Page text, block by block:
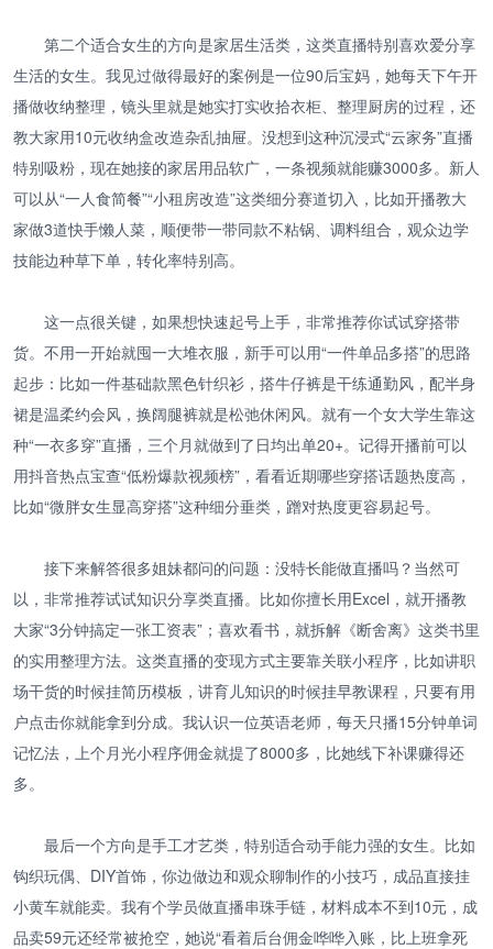
第二个适合女生的方向是家居生活类，这类直播特别喜欢爱分享
生活的女生。我见过做得最好的案例是一位90后宝妈，她每天下午开
播做收纳整理，镜头里就是她实打实收拾衣柜、整理厨房的过程，还
教大家用10元收纳盒改造杂乱抽屉。没想到这种沉浸式“云家务”直播
特别吸粉，现在她接的家居用品软广，一条视频就能赚3000多。新人
可以从“一人食简餐”“小租房改造”这类细分赛道切入，比如开播教大
家做3道快手懒人菜，顺便带一带同款不粘锅、调料组合，观众边学
技能边种草下单，转化率特别高。
这一点很关键，如果想快速起号上手，非常推荐你试试穿搭带
货。不用一开始就囤一大堆衣服，新手可以用“一件单品多搭”的思路
起步：比如一件基础款黑色针织衫，搭牛仔裤是干练通勤风，配半身
裙是温柔约会风，换阔腿裤就是松弛休闲风。就有一个女大学生靠这
种“一衣多穿”直播，三个月就做到了日均出单20+。记得开播前可以
用抖音热点宝查“低粉爆款视频榜”，看看近期哪些穿搭话题热度高，
比如“微胖女生显高穿搭”这种细分垂类，蹭对热度更容易起号。
接下来解答很多姐妹都问的问题：没特长能做直播吗？当然可
以，非常推荐试试知识分享类直播。比如你擅长用Excel，就开播教
大家“3分钟搞定一张工资表”；喜欢看书，就拆解《断舍离》这类书里
的实用整理方法。这类直播的变现方式主要靠关联小程序，比如讲职
场干货的时候挂简历模板，讲育儿知识的时候挂早教课程，只要有用
户点击你就能拿到分成。我认识一位英语老师，每天只播15分钟单词
记忆法，上个月光小程序佣金就提了8000多，比她线下补课赚得还
多。
最后一个方向是手工才艺类，特别适合动手能力强的女生。比如
钩织玩偶、DIY首饰，你边做边和观众聊制作的小技巧，成品直接挂
小黄车就能卖。我有个学员做直播串珠手链，材料成本不到10元，成
品卖59元还经常被抢空，她说“看着后台佣金哗哗入账，比上班拿死